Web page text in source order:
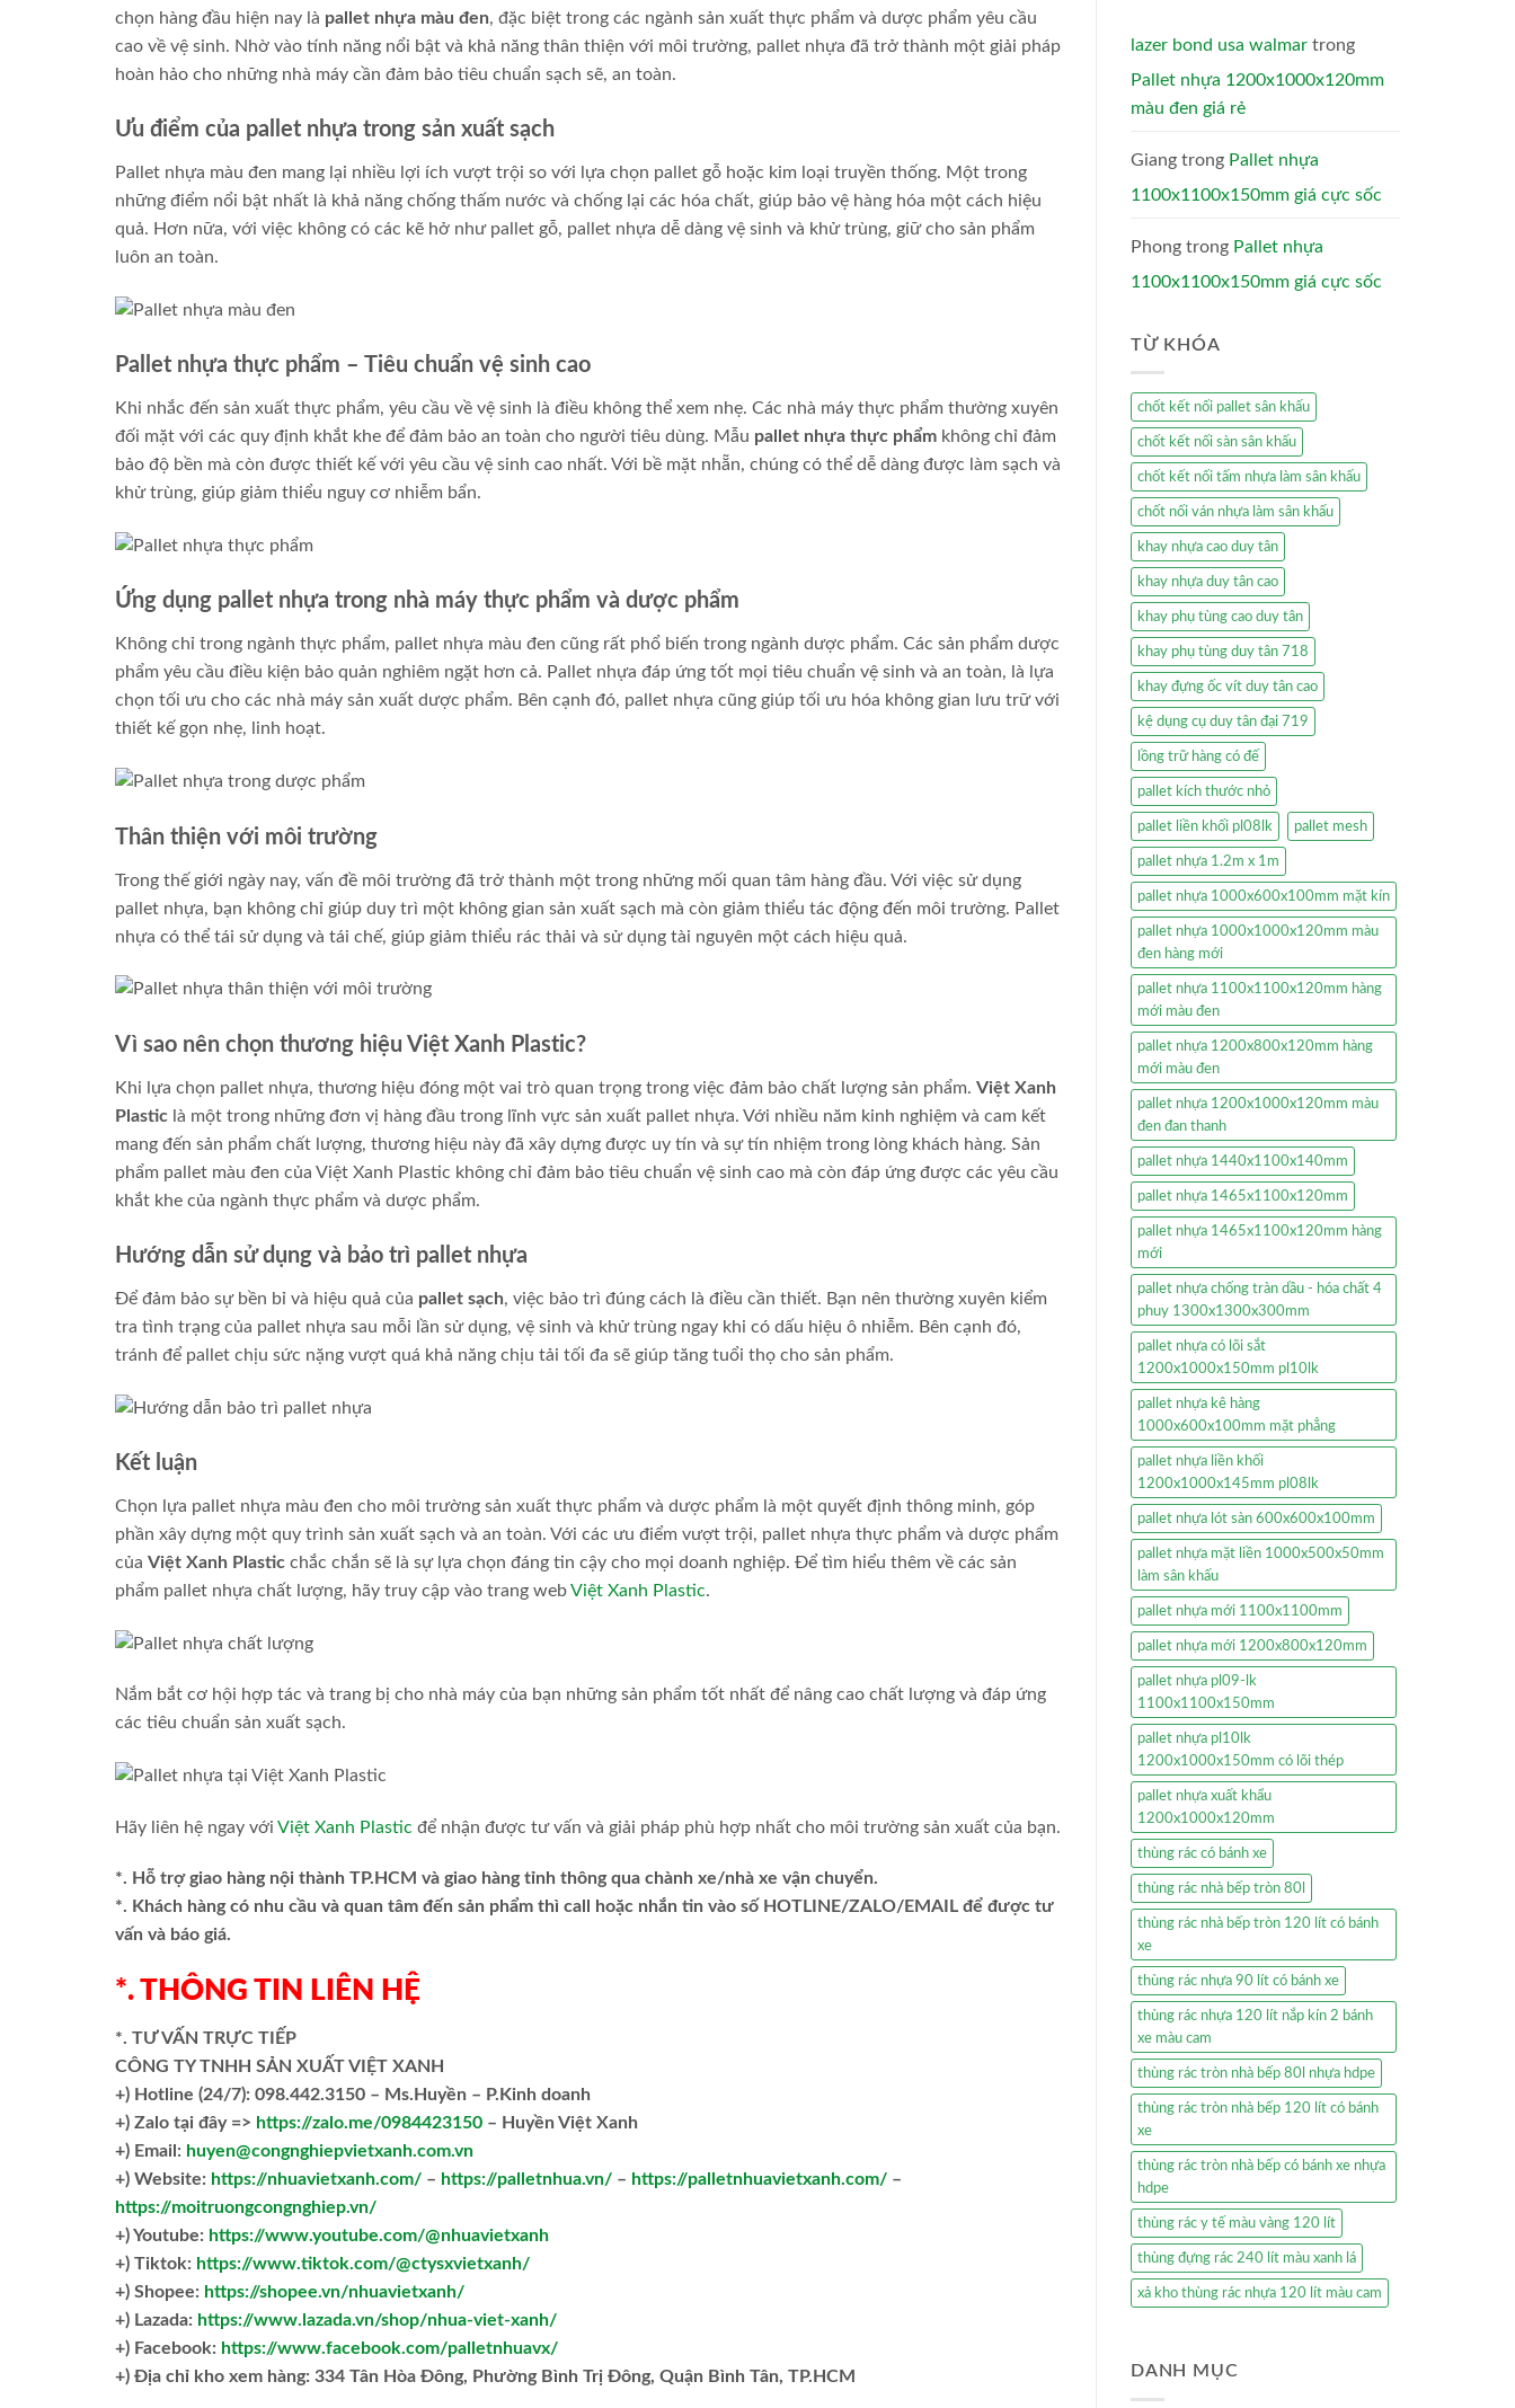
chọn hàng đầu hiện nay là pallet nhựa màu đen, đặc biệt trong các ngành sản xuất thực phẩm và dược phẩm yêu cầu
cao về vệ sinh. Nhờ vào tính năng nổi bật và khả năng thân thiện với môi trường, pallet nhựa đã trở thành một giải pháp
hoàn hảo cho những nhà máy cần đảm bảo tiêu chuẩn sạch sẽ, an toàn.
Ưu điểm của pallet nhựa trong sản xuất sạch
Pallet nhựa màu đen mang lại nhiều lợi ích vượt trội so với lựa chọn pallet gỗ hoặc kim loại truyền thống. Một trong
những điểm nổi bật nhất là khả năng chống thấm nước và chống lại các hóa chất, giúp bảo vệ hàng hóa một cách hiệu
quả. Hơn nữa, với việc không có các kẽ hở như pallet gỗ, pallet nhựa dễ dàng vệ sinh và khử trùng, giữ cho sản phẩm
luôn an toàn.
Pallet nhựa thực phẩm – Tiêu chuẩn vệ sinh cao
Khi nhắc đến sản xuất thực phẩm, yêu cầu về vệ sinh là điều không thể xem nhẹ. Các nhà máy thực phẩm thường xuyên
đối mặt với các quy định khắt khe để đảm bảo an toàn cho người tiêu dùng. Mẫu pallet nhựa thực phẩm không chỉ đảm
bảo độ bền mà còn được thiết kế với yêu cầu vệ sinh cao nhất. Với bề mặt nhẵn, chúng có thể dễ dàng được làm sạch và
khử trùng, giúp giảm thiểu nguy cơ nhiễm bẩn.
Ứng dụng pallet nhựa trong nhà máy thực phẩm và dược phẩm
Không chỉ trong ngành thực phẩm, pallet nhựa màu đen cũng rất phổ biến trong ngành dược phẩm. Các sản phẩm dược
phẩm yêu cầu điều kiện bảo quản nghiêm ngặt hơn cả. Pallet nhựa đáp ứng tốt mọi tiêu chuẩn vệ sinh và an toàn, là lựa
chọn tối ưu cho các nhà máy sản xuất dược phẩm. Bên cạnh đó, pallet nhựa cũng giúp tối ưu hóa không gian lưu trữ với
thiết kế gọn nhẹ, linh hoạt.
Thân thiện với môi trường
Trong thế giới ngày nay, vấn đề môi trường đã trở thành một trong những mối quan tâm hàng đầu. Với việc sử dụng
pallet nhựa, bạn không chỉ giúp duy trì một không gian sản xuất sạch mà còn giảm thiểu tác động đến môi trường. Pallet
nhựa có thể tái sử dụng và tái chế, giúp giảm thiểu rác thải và sử dụng tài nguyên một cách hiệu quả.
Vì sao nên chọn thương hiệu Việt Xanh Plastic?
Khi lựa chọn pallet nhựa, thương hiệu đóng một vai trò quan trọng trong việc đảm bảo chất lượng sản phẩm. Việt Xanh
Plastic là một trong những đơn vị hàng đầu trong lĩnh vực sản xuất pallet nhựa. Với nhiều năm kinh nghiệm và cam kết
mang đến sản phẩm chất lượng, thương hiệu này đã xây dựng được uy tín và sự tín nhiệm trong lòng khách hàng. Sản
phẩm pallet màu đen của Việt Xanh Plastic không chỉ đảm bảo tiêu chuẩn vệ sinh cao mà còn đáp ứng được các yêu cầu
khắt khe của ngành thực phẩm và dược phẩm.
Hướng dẫn sử dụng và bảo trì pallet nhựa
Để đảm bảo sự bền bỉ và hiệu quả của pallet sạch, việc bảo trì đúng cách là điều cần thiết. Bạn nên thường xuyên kiểm
tra tình trạng của pallet nhựa sau mỗi lần sử dụng, vệ sinh và khử trùng ngay khi có dấu hiệu ô nhiễm. Bên cạnh đó,
tránh để pallet chịu sức nặng vượt quá khả năng chịu tải tối đa sẽ giúp tăng tuổi thọ cho sản phẩm.
Kết luận
Chọn lựa pallet nhựa màu đen cho môi trường sản xuất thực phẩm và dược phẩm là một quyết định thông minh, góp
phần xây dựng một quy trình sản xuất sạch và an toàn. Với các ưu điểm vượt trội, pallet nhựa thực phẩm và dược phẩm
của Việt Xanh Plastic chắc chắn sẽ là sự lựa chọn đáng tin cậy cho mọi doanh nghiệp. Để tìm hiểu thêm về các sản
phẩm pallet nhựa chất lượng, hãy truy cập vào trang webViệt Xanh Plastic.
Nắm bắt cơ hội hợp tác và trang bị cho nhà máy của bạn những sản phẩm tốt nhất để nâng cao chất lượng và đáp ứng
các tiêu chuẩn sản xuất sạch.
Hãy liên hệ ngay với Việt Xanh Plastic để nhận được tư vấn và giải pháp phù hợp nhất cho môi trường sản xuất của bạn.
*. Hỗ trợ giao hàng nội thành TP.HCM và giao hàng tỉnh thông qua chành xe/nhà xe vận chuyển.
*. Khách hàng có nhu cầu và quan tâm đến sản phẩm thì call hoặc nhắn tin vào số HOTLINE/ZALO/EMAIL để được tư
vấn và báo giá.
*. THÔNG TIN LIÊN HỆ
*. TƯ VẤN TRỰC TIẾP
CÔNG TY TNHH SẢN XUẤT VIỆT XANH
+) Hotline (24/7): 098.442.3150 – Ms.Huyền – P.Kinh doanh
+) Zalo tại đây => https://zalo.me/0984423150 – Huyền Việt Xanh
+) Email: huyen@congnghiepvietxanh.com.vn
+) Website: https://nhuavietxanh.com/ – https://palletnhua.vn/ – https://palletnhuavietxanh.com/ –
https://moitruongcongnghiep.vn/
+) Youtube: https://www.youtube.com/@nhuavietxanh
+) Tiktok: https://www.tiktok.com/@ctysxvietxanh/
+) Shopee: https://shopee.vn/nhuavietxanh/
+) Lazada: https://www.lazada.vn/shop/nhua-viet-xanh/
+) Facebook: https://www.facebook.com/palletnhuavx/
+) Địa chỉ kho xem hàng: 334 Tân Hòa Đông, Phường Bình Trị Đông, Quận Bình Tân, TP.HCM
lazer bond usa walmar trong
Pallet nhựa 1200x1000x120mm
màu đen giá rẻ
Giang trong Pallet nhựa
1100x1100x150mm giá cực sốc
Phong trong Pallet nhựa
1100x1100x150mm giá cực sốc
TỪ KHÓA
chốt kết nối pallet sân khấu
chốt kết nối sàn sân khấu
chốt kết nối tấm nhựa làm sân khấu
chốt nối ván nhựa làm sân khấu
khay nhựa cao duy tân
khay nhựa duy tân cao
khay phụ tùng cao duy tân
khay phụ tùng duy tân 718
khay đựng ốc vít duy tân cao
kệ dụng cụ duy tân đại 719
lồng trữ hàng có đế
pallet kích thước nhỏ
pallet liền khối pl08lk pallet mesh
pallet nhựa 1.2m x 1m
pallet nhựa 1000x600x100mm mặt kín
pallet nhựa 1000x1000x120mm màu
đen hàng mới
pallet nhựa 1100x1100x120mm hàng
mới màu đen
pallet nhựa 1200x800x120mm hàng
mới màu đen
pallet nhựa 1200x1000x120mm màu
đen đan thanh
pallet nhựa 1440x1100x140mm
pallet nhựa 1465x1100x120mm
pallet nhựa 1465x1100x120mm hàng
mới
pallet nhựa chống tràn dầu - hóa chất 4
phuy 1300x1300x300mm
pallet nhựa có lõi sắt
1200x1000x150mm pl10lk
pallet nhựa kê hàng
1000x600x100mm mặt phẳng
pallet nhựa liền khối
1200x1000x145mm pl08lk
pallet nhựa lót sàn 600x600x100mm
pallet nhựa mặt liền 1000x500x50mm
làm sân khấu
pallet nhựa mới 1100x1100mm
pallet nhựa mới 1200x800x120mm
pallet nhựa pl09-lk
1100x1100x150mm
pallet nhựa pl10lk
1200x1000x150mm có lõi thép
pallet nhựa xuất khẩu
1200x1000x120mm
thùng rác có bánh xe
thùng rác nhà bếp tròn 80l
thùng rác nhà bếp tròn 120 lít có bánh
xe
thùng rác nhựa 90 lít có bánh xe
thùng rác nhựa 120 lít nắp kín 2 bánh
xe màu cam
thùng rác tròn nhà bếp 80l nhựa hdpe
thùng rác tròn nhà bếp 120 lít có bánh
xe
thùng rác tròn nhà bếp có bánh xe nhựa
hdpe
thùng rác y tế màu vàng 120 lít
thùng đựng rác 240 lít màu xanh lá
xả kho thùng rác nhựa 120 lít màu cam
DANH MỤC